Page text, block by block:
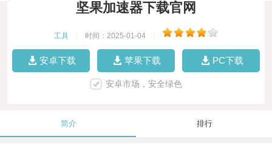
坚果加速器下载官网
工具 时间：2025-01-04
安卓下载 苹果下载 PC下载
安卓市场，安全绿色
简介 排行